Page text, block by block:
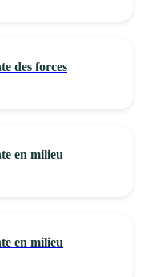
des forces
en milieu
en milieu